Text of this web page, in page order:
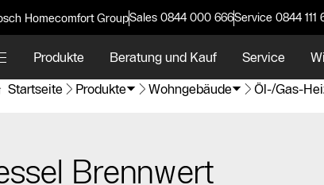
Homecomfort GroupSales 0844 000 666Service 0844 111
Produkte Beratung und Kauf Service
Startseite
Produkte Wohngebäude Öl-/Gas-
Brennwert